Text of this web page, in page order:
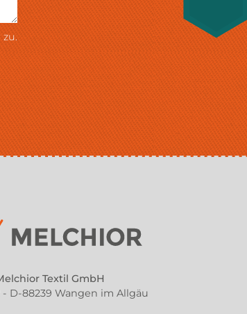
Textil GmbH
- D-88239 Wangen im Allgäu